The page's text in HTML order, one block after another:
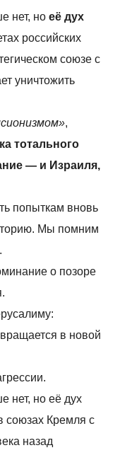
нет, ноеё дух
российских
союзе с
уничтожить
,
тотального
— и Израиля,
попыткам вновь
Мы помним
о позоре
в новой
нет, но её дух
союзах Кремля с
назад